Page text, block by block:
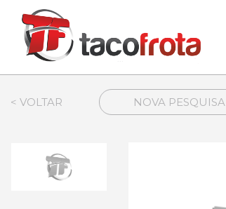
< VOLTAR NOVA PESQUISA